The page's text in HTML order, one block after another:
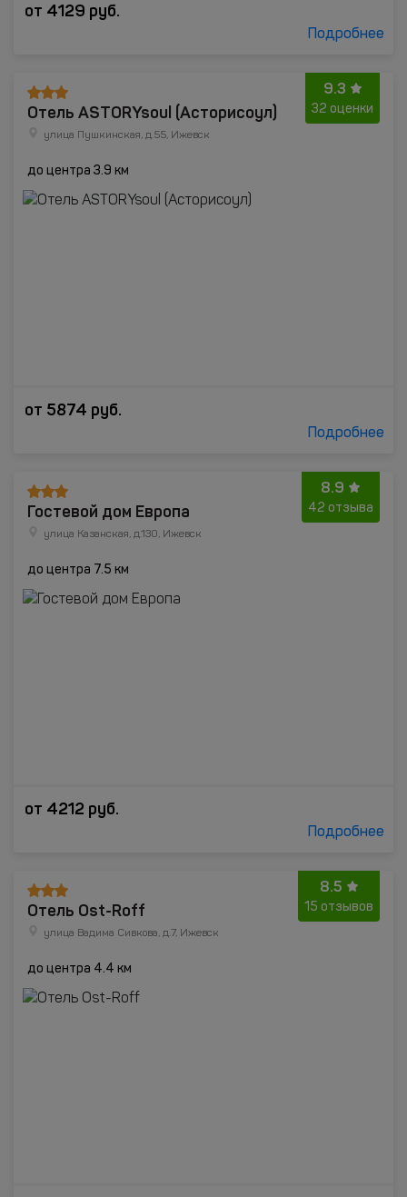
от 4129 руб.
Подробнее
9.3
32 оценки
Отель ASTORYsoul (Асторисоул)
улица Пушкинская, д.55, Ижевск
до центра 3.9 км
от 5874 руб.
Подробнее
8.9
42 отзыва
Гостевой дом Европа
улица Казанская, д.130, Ижевск
до центра 7.5 км
от 4212 руб.
Подробнее
8.5
15 отзывов
Отель Ost-Roff
улица Вадима Сивкова, д.7, Ижевск
до центра 4.4 км